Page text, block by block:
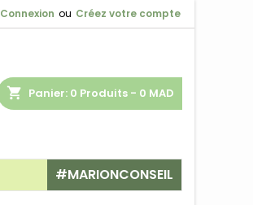
Connexion ou Créez votre compte
shopping_cart Panier: 0 Produits - 0 MAD
#MARIONCONSEIL